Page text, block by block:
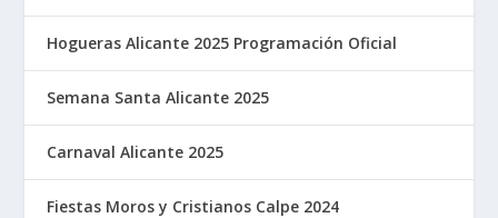
Hogueras Alicante 2025 Programación Oficial
Semana Santa Alicante 2025
Carnaval Alicante 2025
Fiestas Moros y Cristianos Calpe 2024